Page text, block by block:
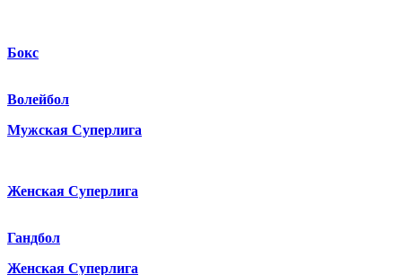
Бокс
Волейбол
Мужская Суперлига
Женская Суперлига
Гандбол
Женская Суперлига